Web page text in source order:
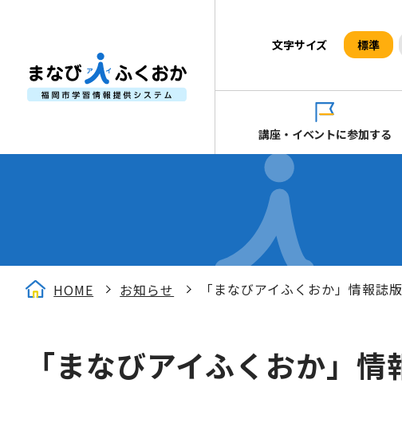
文字サイズ 標準
講座・イベントに参加する
HOME お知らせ 「まなびアイふくおか」情報誌
「まなびアイふくおか」